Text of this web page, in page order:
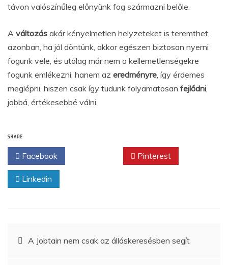
távon valószínűleg előnyünk fog származni belőle.
A változás akár kényelmetlen helyzeteket is teremthet,
azonban, ha jól döntünk, akkor egészen biztosan nyerni
fogunk vele, és utólag már nem a kellemetlenségekre
fogunk emlékezni, hanem az eredményre, így érdemes
meglépni, hiszen csak így tudunk folyamatosan fejlődni,
jobbá, értékesebbé válni.
SHARE
Facebook Pinterest
Linkedin
Bejegyzés
A Jobtain nem csak az álláskeresésben segít